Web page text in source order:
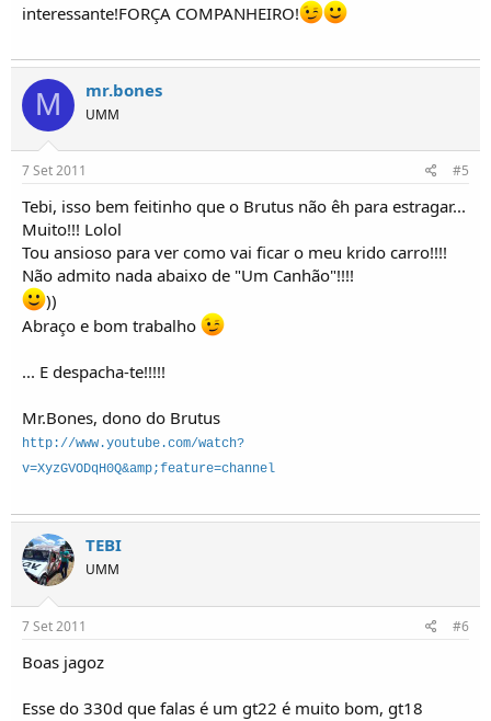
interessante!FORÇA COMPANHEIRO!
M mr.bones
UMM
7 Set 2011 #5
Tebi, isso bem feitinho que o Brutus não êh para estragar...
Muito!!! Lolol
Tou ansioso para ver como vai ficar o meu krido carro!!!!
Não admito nada abaixo de "Um Canhão"!!!!
))
Abraço e bom trabalho
... E despacha-te!!!!!
Mr.Bones, dono do Brutus
http://www.youtube.com/watch?
v=XyzGVODqH0Q&amp;feature=channel
TEBI
UMM
7 Set 2011 #6
Boas jagoz
Esse do 330d que falas é um gt22 é muito bom, gt18